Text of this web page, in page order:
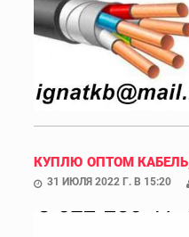
КУПЛЮ ОПТОМ
31 ИЮЛЯ 2022 Г. В 15:20